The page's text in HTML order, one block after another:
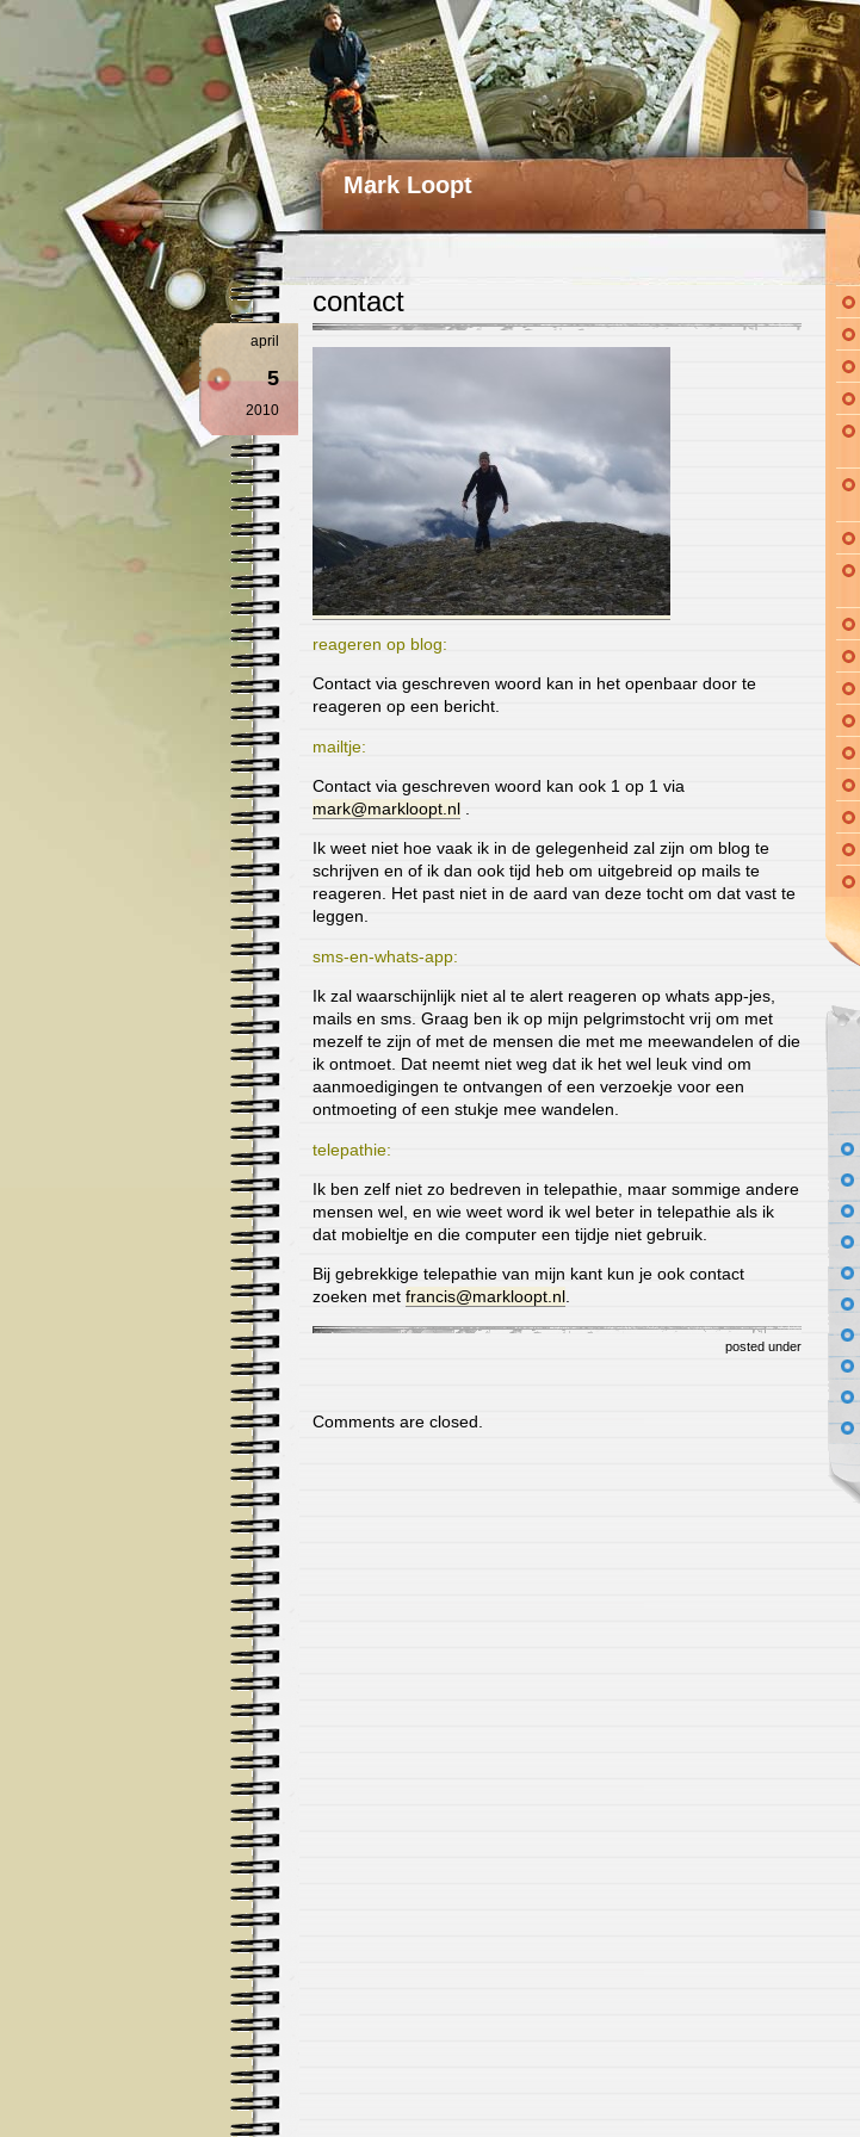
Mark Loopt
contact
april
5
2010
reageren op blog:
Contact via geschreven woord kan in het openbaar door te
reageren op een bericht
mailtje:
Contact via geschreven woord kan ook 1 op 1 via
mark@markloopt.nl
Ik weet niet hoe vaak ik in de gelegenheid zal zijn om blog te
schrijven en of ik dan ook tijd heb om uitgebreid op mails te
reageren. Het past niet in de aard van deze tocht om dat vast te
leggen.
sms-en-whats-app:
Ik zal waarschijnlijk niet al te alert reageren op whats app-jes,
mails en sms. Graag ben ik op mijn pelgrimstocht vrij om met
mezelf te zijn of met de mensen die met me meewandelen of die
ik ontmoet. Dat neemt niet weg dat ik het wel leuk vind om
aanmoedigingen te ontvangen of een verzoekje voor een
ontmoeting of een stukje mee wandelen.
telepathie:
Ik ben zelf niet zo bedreven in telepathie, maar sommige andere
mensen wel, en wie weet word ik wel beter in telepathie als ik
dat mobieltje en die computer een tijdje niet gebruik.
Bij gebrekkige telepathie van mijn kant kun je ook contact
zoeken met francis@markloopt.nl.
posted under
Comments are closed.